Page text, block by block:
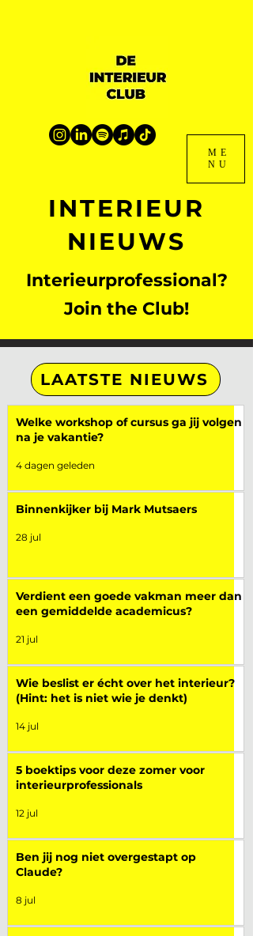
ME
NU
INTERIEUR
NIEUWS
Interieurprofessional?
Join the Club!
LAATSTE NIEUWS
Welke workshop of cursus ga jij volgen
na je vakantie?
4 dagen geleden
Binnenkijker bij Mark Mutsaers
28 jul
Verdient een goede vakman meer dan
een gemiddelde academicus?
21 jul
Wie beslist er écht over het interieur?
(Hint: het is niet wie je denkt)
14 jul
5 boektips voor deze zomer voor
interieurprofessionals
12 jul
Ben jij nog niet overgestapt op
Claude?
8 jul